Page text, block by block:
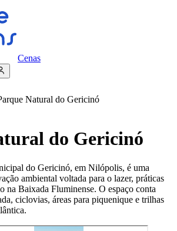
Cenas
Natural do Gericinó
do Gericinó
do Gericinó, em Nilópolis, é uma
ambiental voltada para o lazer, práticas
na Baixada Fluminense. O espaço conta
ciclovias, áreas para piquenique e trilhas